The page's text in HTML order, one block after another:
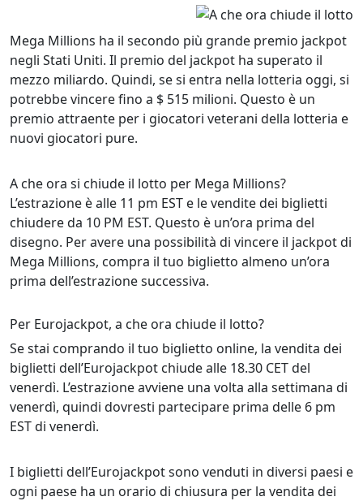
Mega Millions ha il secondo più grande premio jackpot
negli Stati Uniti. Il premio del jackpot ha superato il
mezzo miliardo. Quindi, se si entra nella lotteria oggi, si
potrebbe vincere fino a $ 515 milioni. Questo è un
premio attraente per i giocatori veterani della lotteria e
nuovi giocatori pure.
A che ora si chiude il lotto per Mega Millions?
L’estrazione è alle 11 pm EST e le vendite dei biglietti
chiudere da 10 PM EST. Questo è un’ora prima del
disegno. Per avere una possibilità di vincere il jackpot di
Mega Millions, compra il tuo biglietto almeno un’ora
prima dell’estrazione successiva.
Per Eurojackpot, a che ora chiude il lotto?
Se stai comprando il tuo biglietto online, la vendita dei
biglietti dell’Eurojackpot chiude alle 18.30 CET del
venerdì. L’estrazione avviene una volta alla settimana di
venerdì, quindi dovresti partecipare prima delle 6 pm
EST di venerdì.
I biglietti dell’Eurojackpot sono venduti in diversi paesi e
ogni paese ha un orario di chiusura per la vendita dei